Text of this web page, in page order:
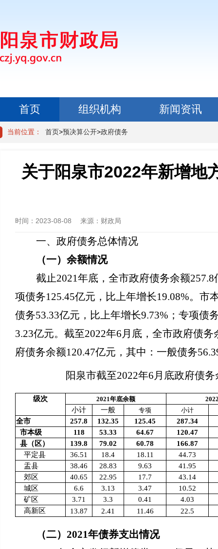
首页 组织机构
新闻资讯
政民互动
当前位置： 首页>预决算公开>政府债务
关于阳泉市2022年新增地
时间： 2023-08-08 来源： 财政局
一、政府债务总体情况
（一）余额情况
截止2021年底，全市政府债务余额257.8
项债务125.45亿元， 比上年增长19.08%。市
债务53.33亿元， 比上年增长9.73%； 专项债
3.23亿元。截至2022年6月底，全市政府债务
府债务余额120.47亿元，其中：一般债务
阳泉市截至2022年6月底政府债
级次 2021年底余额 202
小计 一般 专项 小计
全市 257.8 132.35 125.45
287.34
市本级
118 53.33 64.67
120.47
县（区）
139.8 79.02 60.78
166.87
平定县
36.51 18.4 18.11
44.73
盂县
38.46 28.83 9.63
41.95
郊区
40.65 22.95 17.7
43.14
城区
6.6 3.13 3.47
10.52
矿区
3.71 3.3 0.41
4.03
高新区
13.87 2.41 11.46 22.5
（二）2021年债券支出情况